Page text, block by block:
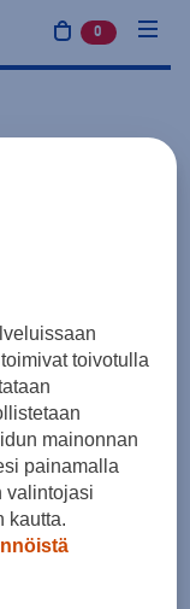
0 tuotetta
toivotulla
mainonnan
painamalla
valintojasi
kautta.